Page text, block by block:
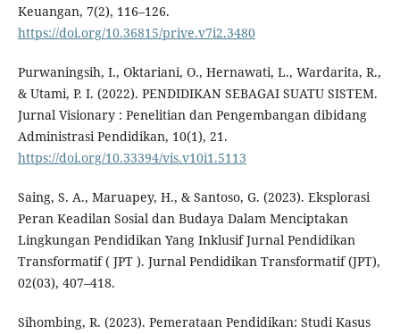
Keuangan, 7(2), 116–126.
https://doi.org/10.36815/prive.v7i2.3480
Purwaningsih, I., Oktariani, O., Hernawati, L., Wardarita, R.,
& Utami, P. I. (2022). PENDIDIKAN SEBAGAI SUATU SISTEM.
Jurnal Visionary : Penelitian dan Pengembangan dibidang
Administrasi Pendidikan, 10(1), 21.
https://doi.org/10.33394/vis.v10i1.5113
Saing, S. A., Maruapey, H., & Santoso, G. (2023). Eksplorasi
Peran Keadilan Sosial dan Budaya Dalam Menciptakan
Lingkungan Pendidikan Yang Inklusif Jurnal Pendidikan
Transformatif ( JPT ). Jurnal Pendidikan Transformatif (JPT),
02(03), 407–418.
Sihombing, R. (2023). Pemerataan Pendidikan: Studi Kasus